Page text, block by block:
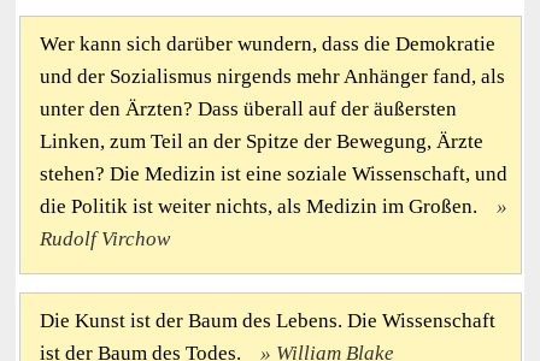
Wer kann sich darüber wundern, dass die Demokratie
und der Sozialismus nirgends mehr Anhänger fand, als
unter den Ärzten? Dass überall auf der äußersten
Linken, zum Teil an der Spitze der Bewegung, Ärzte
stehen? Die Medizin ist eine soziale Wissenschaft, und
die Politik ist weiter nichts, als Medizin im Großen.
Rudolf Virchow
Die Kunst ist der Baum des Lebens. Die Wissenschaft
ist der Baum des Todes.
William Blake